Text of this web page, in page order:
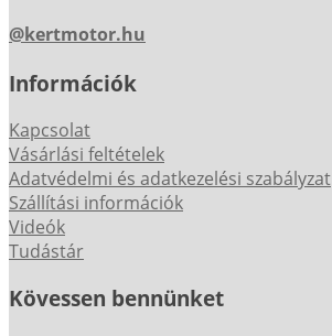
@kertmotor.hu
Információk
Kapcsolat
Vásárlási feltételek
Adatvédelmi és adatkezelési szabályzat
Szállítási információk
Videók
Tudástár
Kövessen bennünket